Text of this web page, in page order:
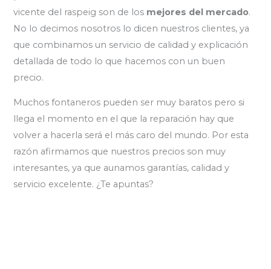
vicente del raspeig son de los mejores del mercado.
No lo decimos nosotros lo dicen nuestros clientes, ya
que combinamos un servicio de calidad y explicación
detallada de todo lo que hacemos con un buen
precio.
Muchos fontaneros pueden ser muy baratos pero si
llega el momento en el que la reparación hay que
volver a hacerla será el más caro del mundo. Por esta
razón afirmamos que nuestros precios son muy
interesantes, ya que aunamos garantías, calidad y
servicio excelente. ¿Te apuntas?